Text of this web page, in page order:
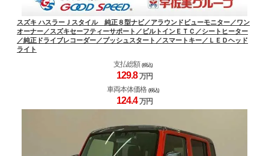
スズキ ハスラーＪスタイル 純正８型ナビ／アラウンドビューモニター／ワン
オーナー／スズキセーフティーサポート／ビルトインＥＴＣ／シートヒーター
／純正ドライブレコーダー／プッシュスタート／スマートキー／ＬＥＤヘッド
ライト
支払総額 (税込)
129.8 万円
車両本体価格 (税込)
124.4 万円